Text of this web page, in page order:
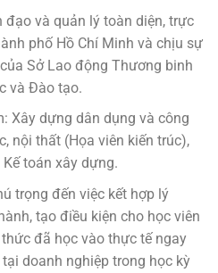
và quản lý toàn diện, trực
phố Hồ Chí Minh và chịu sự
Sở Lao động Thương binh
và Đào tạo.
Xây dựng dân dụng và công
nội thất (Họa viên kiến trúc),
toán xây dựng.
trọng đến việc kết hợp lý
tạo điều kiện cho học viên
đã học vào thực tế ngay
doanh nghiệp trong học kỳ